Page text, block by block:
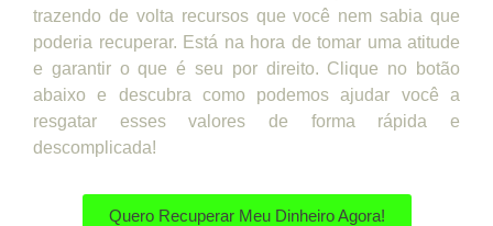
trazendo de volta recursos que você nem sabia que
poderia recuperar. Está na hora de tomar uma atitude
e garantir o que é seu por direito. Clique no botão
abaixo e descubra como podemos ajudar você a
resgatar esses valores de forma rápida e
descomplicada!
Quero Recuperar Meu Dinheiro Agora!